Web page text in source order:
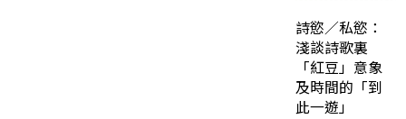
詩慾／私慾：
淺談詩歌裏
「紅豆」意象
及時間的「到
此一遊」